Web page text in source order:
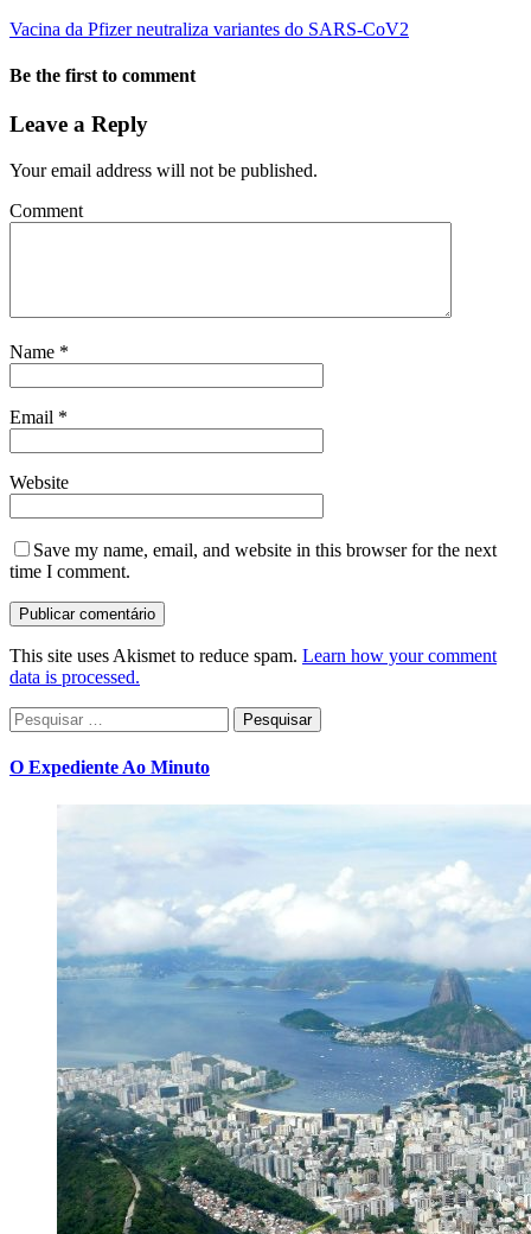
Vacina da Pfizer neutraliza variantes do SARS-CoV2
Be the first to comment
Leave a Reply
Your email address will not be published.
Comment
Name *
Email *
Website
Save my name, email, and website in this browser for the next
time I comment.
This site uses Akismet to reduce spam. Learn how your comment
data is processed.
Pesquisar
por:
O Expediente Ao Minuto